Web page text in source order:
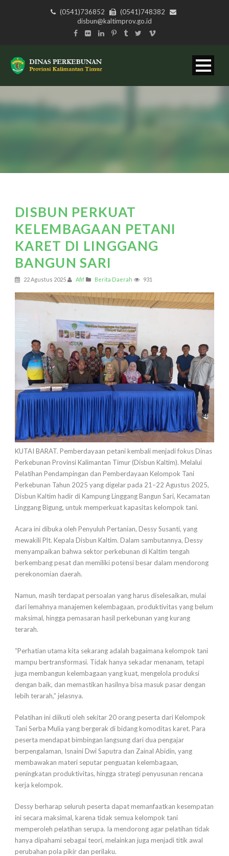
(0541)736852
(0541)748382
disbun@kaltimprov.go.id
DISBUN PERKUAT
KELEMBAGAAN PETANI
KARET DI LINGGANG
BANGUN SARI
22 Agustus 2025 Afif Berita Daerah 931
KUTAI BARAT. Pemberdayaan petani kembali menjadi fokus Dinas
Perkebunan Provinsi Kalimantan Timur (Disbun Kaltim). Melalui
Pelatihan Pendampingan dan Pemberdayaan Kelompok Tani
Perkebunan Tahun 2025 yang digelar pada 21–22 Agustus 2025,
Disbun Kaltim hadir di Kampung Linggang Bangun Sari, Kecamatan
Linggang Bigung, untuk memperkuat kapasitas kelompok tani.
Acara ini dibuka oleh Penyuluh Pertanian, Dessy Susanti, yang
mewakili Plt. Kepala Disbun Kaltim. Dalam sambutannya, Dessy
menyampaikan bahwa sektor perkebunan di Kaltim tengah
berkembang pesat dan memiliki potensi besar dalam mendorong
perekonomian daerah.
Namun, masih terdapat persoalan yang harus diselesaikan, mulai
dari lemahnya manajemen kelembagaan, produktivitas yang belum
maksimal, hingga pemasaran hasil perkebunan yang kurang
terarah.
“Perhatian utama kita sekarang adalah bagaimana kelompok tani
mampu bertransformasi. Tidak hanya sekadar menanam, tetapi
juga membangun kelembagaan yang kuat, mengelola produksi
dengan baik, dan memastikan hasilnya bisa masuk pasar dengan
lebih terarah,” jelasnya.
Pelatihan ini diikuti oleh sekitar 20 orang peserta dari Kelompok
Tani Serba Mulia yang bergerak di bidang komoditas karet. Para
peserta mendapat bimbingan langsung dari dua pengajar
berpengalaman, Isnaini Dwi Saputra dan Zainal Abidin, yang
membawakan materi seputar penguatan kelembagaan,
peningkatan produktivitas, hingga strategi penyusunan rencana
kerja kelompok.
Dessy berharap seluruh peserta dapat memanfaatkan kesempatan
ini secara maksimal, karena tidak semua kelompok tani
memperoleh pelatihan serupa. Ia mendorong agar pelatihan tidak
hanya dipahami sebagai teori, melainkan juga menjadi titik awal
perubahan pola pikir dan perilaku.